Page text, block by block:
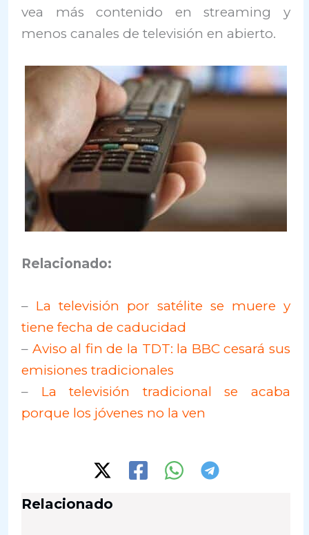
vea más contenido en streaming y
menos canales de televisión en abierto.
Relacionado:
– La televisión por satélite se muere y
tiene fecha de caducidad
– Aviso al fin de la TDT: la BBC cesará sus
emisiones tradicionales
– La televisión tradicional se acaba
porque los jóvenes no la ven
Relacionado